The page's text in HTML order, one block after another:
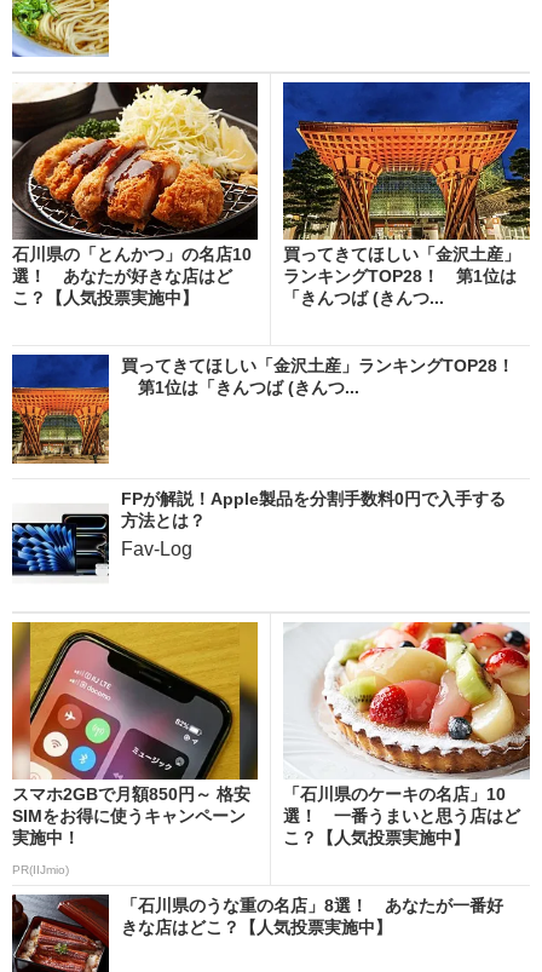
石川県の「とんかつ」の名店10
選！ あなたが好きな店はど
こ？【人気投票実施中】
買ってきてほしい「金沢土産」
ランキングTOP28！ 第1位は
「きんつば (きんつ...
買ってきてほしい「金沢土産」ランキングTOP28！
第1位は「きんつば (きんつ...
FPが解説！Apple製品を分割手数料0円で入手する
方法とは？
Fav-Log
スマホ2GBで月額850円～ 格安
SIMをお得に使うキャンペーン
実施中！
PR(IIJmio)
「石川県のケーキの名店」10
選！ 一番うまいと思う店はど
こ？【人気投票実施中】
「石川県のうな重の名店」8選！ あなたが一番好
きな店はどこ？【人気投票実施中】